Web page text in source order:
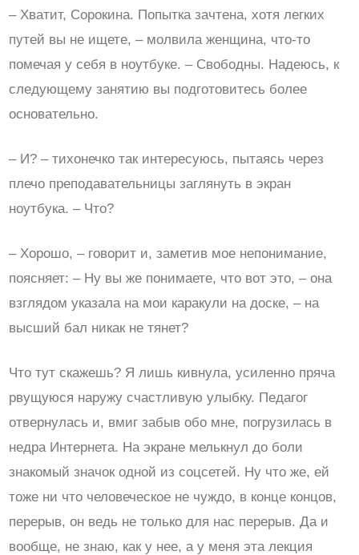
– Хватит, Сорокина. Попытка зачтена, хотя легких
путей вы не ищете, – молвила женщина, что-то
помечая у себя в ноутбуке. – Свободны. Надеюсь, к
следующему занятию вы подготовитесь более
основательно.
– И? – тихонечко так интересуюсь, пытаясь через
плечо преподавательницы заглянуть в экран
ноутбука. – Что?
– Хорошо, – говорит и, заметив мое непонимание,
поясняет: – Ну вы же понимаете, что вот это, – она
взглядом указала на мои каракули на доске, – на
высший бал никак не тянет?
Что тут скажешь? Я лишь кивнула, усиленно пряча
рвущуюся наружу счастливую улыбку. Педагог
отвернулась и, вмиг забыв обо мне, погрузилась в
недра Интернета. На экране мелькнул до боли
знакомый значок одной из соцсетей. Ну что же, ей
тоже ни что человеческое не чуждо, в конце концов,
перерыв, он ведь не только для нас перерыв. Да и
вообще, не знаю, как у нее, а у меня эта лекция